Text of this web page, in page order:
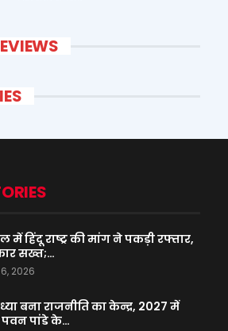
में हिंदू राष्ट्र की मांग ने पकड़ी रफ्तार,
सख्त;…
2026
बना राजनीति का केन्द्र, 2027 में
पवन पांडे के…